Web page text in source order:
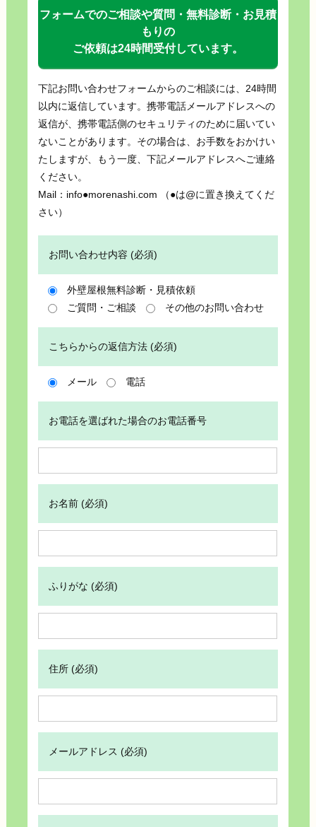
フォームでのご相談や質問・無料診断・お見積
もりの
ご依頼は24時間受付しています。
下記お問い合わせフォームからのご相談には、24時間
以内に返信しています。携帯電話メールアドレスへの
返信が、携帯電話側のセキュリティのために届いてい
ないことがあります。その場合は、お手数をおかけい
たしますが、もう一度、下記メールアドレスへご連絡
ください。
Mail：info●morenashi.com （●は@に置き換えてくだ
さい）
お問い合わせ内容 (必須)
外壁屋根無料診断・見積依頼
ご質問・ご相談
その他のお問い合わせ
こちらからの返信方法 (必須)
メール 電話
お電話を選ばれた場合のお電話番号
お名前 (必須)
ふりがな (必須)
住所 (必須)
メールアドレス (必須)